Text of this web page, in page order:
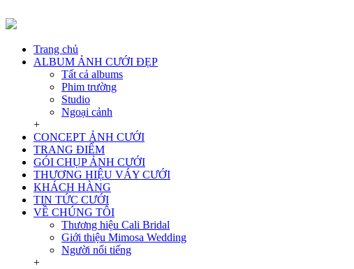
Trang chủ
ALBUM ẢNH CƯỚI ĐẸP
Tất cả albums
Phim trường
Studio
Ngoại cảnh
+
CONCEPT ẢNH CƯỚI
TRANG ĐIỂM
GÓI CHỤP ẢNH CƯỚI
THƯƠNG HIỆU VÁY CƯỚI
KHÁCH HÀNG
TIN TỨC CƯỚI
VỀ CHÚNG TÔI
Thương hiệu Cali Bridal
Giới thiệu Mimosa Wedding
Người nổi tiếng
+